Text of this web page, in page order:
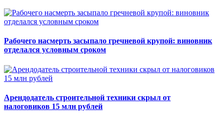
Рабочего насмерть засыпало гречневой крупой: виновник
отделался условным сроком
Арендодатель строительной техники скрыл от
налоговиков 15 млн рублей